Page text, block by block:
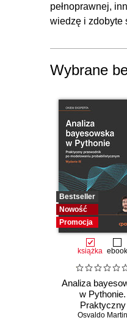
pełnoprawnej,
wiedzę i zdobyte
Wybrane
Bestseller
Nowość
Promocja
książka ebook
Analiza
w Pythonie.
Praktyczny
przewodnik po
Osvaldo Martin